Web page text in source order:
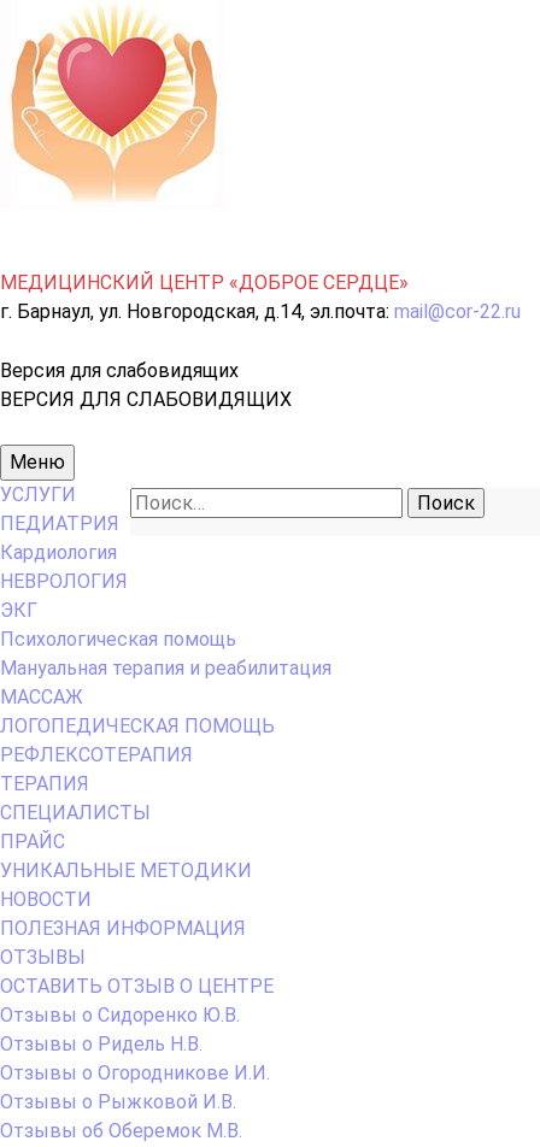
МЕДИЦИНСКИЙ ЦЕНТР «ДОБРОЕ СЕРДЦЕ»
г. Барнаул, ул. Новгородская, д.14, эл.почта: mail@cor-22.ru
Версия для слабовидящих
ВЕРСИЯ ДЛЯ СЛАБОВИДЯЩИХ
Основное
меню
Меню
Найти:
УСЛУГИ
ПЕДИАТРИЯ
Кардиология
НЕВРОЛОГИЯ
ЭКГ
Психологическая помощь
Мануальная терапия и реабилитация
МАССАЖ
ЛОГОПЕДИЧЕСКАЯ ПОМОЩЬ
РЕФЛЕКСОТЕРАПИЯ
ТЕРАПИЯ
СПЕЦИАЛИСТЫ
ПРАЙС
УНИКАЛЬНЫЕ МЕТОДИКИ
НОВОСТИ
ПОЛЕЗНАЯ ИНФОРМАЦИЯ
ОТЗЫВЫ
ОСТАВИТЬ ОТЗЫВ О ЦЕНТРЕ
Отзывы о Сидоренко Ю.В.
Отзывы о Ридель Н.В.
Отзывы о Огородникове И.И.
Отзывы о Рыжковой И.В.
Отзывы об Оберемок М.В.